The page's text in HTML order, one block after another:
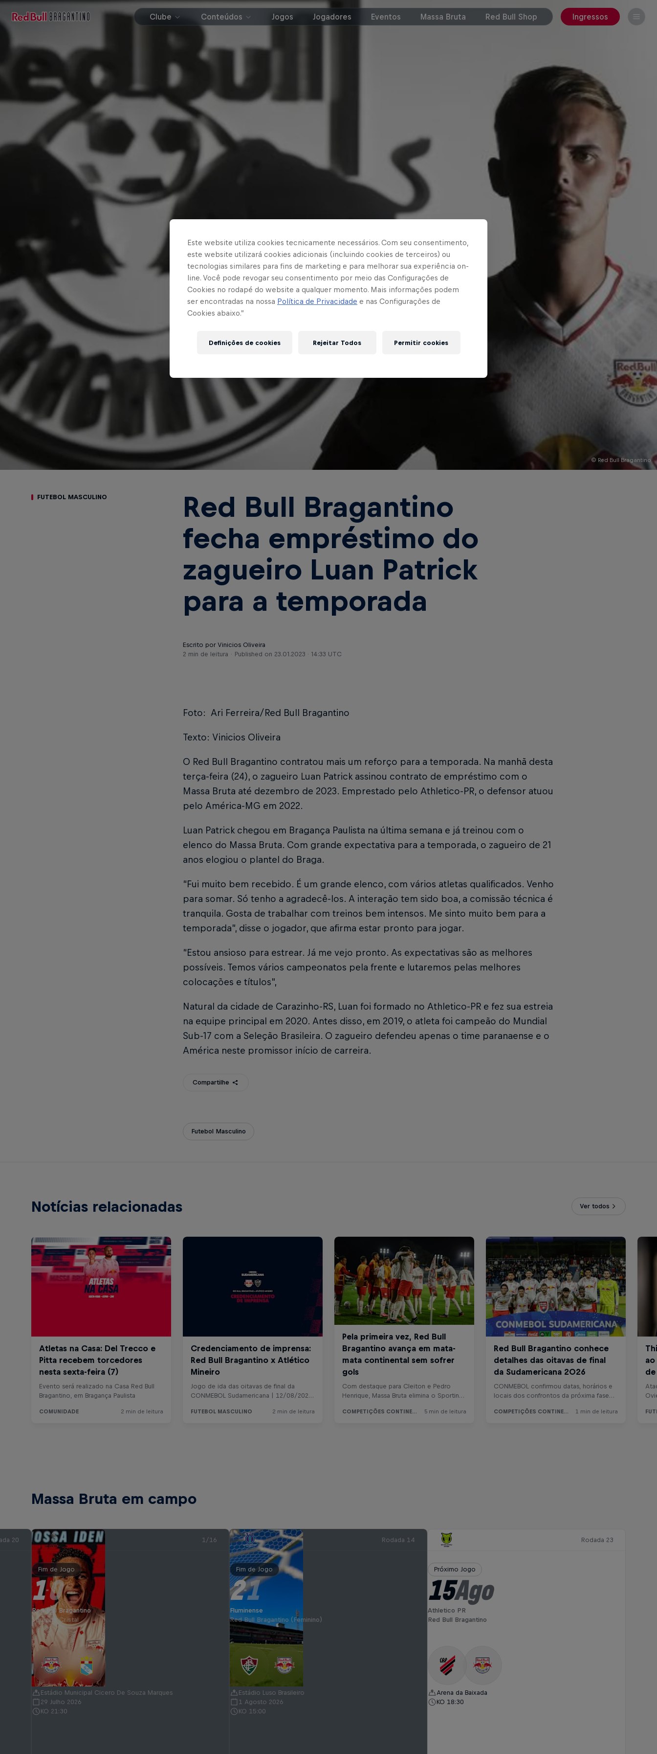
Clube Conteúdos Jogos Jogadores Eventos Massa Bruta Red Bull Shop Ingressos
© Red Bull Bragantino
FUTEBOL MASCULINO
Red Bull Bragantino
fecha empréstimo do
zagueiro Luan Patrick
para a temporada
Escrito por Vinicios Oliveira
2 min de leitura
Published on 23.01.2023 · 14:33 UTC
Foto: Ari Ferreira/Red Bull Bragantino
Texto: Vinicios Oliveira
O Red Bull Bragantino contratou mais um reforço para a temporada. Na manhã desta
terça-feira (24), o zagueiro Luan Patrick assinou contrato de empréstimo com o
Massa Bruta até dezembro de 2023. Emprestado pelo Athletico-PR, o defensor atuou
pelo América-MG em 2022.
Luan Patrick chegou em Bragança Paulista na última semana e já treinou com o
elenco do Massa Bruta. Com grande expectativa para a temporada, o zagueiro de 21
anos elogiou o plantel do Braga.
“Fui muito bem recebido. É um grande elenco, com vários atletas qualificados. Venho
para somar. Só tenho a agradecê-los. A interação tem sido boa, a comissão técnica é
tranquila. Gosta de trabalhar com treinos bem intensos. Me sinto muito bem para a
temporada”, disse o jogador, que afirma estar pronto para jogar.
“Estou ansioso para estrear. Já me vejo pronto. As expectativas são as melhores
possíveis. Temos vários campeonatos pela frente e lutaremos pelas melhores
colocações e títulos”,
Natural da cidade de Carazinho-RS, Luan foi formado no Athletico-PR e fez sua estreia
na equipe principal em 2020. Antes disso, em 2019, o atleta foi campeão do Mundial
Sub-17 com a Seleção Brasileira. O zagueiro defendeu apenas o time paranaense e o
América neste promissor início de carreira.
Compartilhe
Futebol Masculino
Notícias relacionadas Ver todos
Massa Bruta em campo
20 1/16
Fim de Jogo
1-0
Red Bull Bragantino
Sporting Cristal
Estádio Municipal Cicero De Souza Marques
29 Julho 2026
KO 21:30
Rodada 14
Fim de Jogo
2-1
Fluminense
Red Bull Bragantino (Feminino)
Estádio Luso Brasileiro
1 Agosto 2026
KO 15:00
Rodada 23
Próximo Jogo
15Ago
Athletico PR
Red Bull Bragantino
Arena da Baixada
KO 18:30
Este website utiliza cookies tecnicamente necessários. Com seu consentimento,
este website utilizará cookies adicionais (incluindo cookies de terceiros) ou
tecnologias similares para fins de marketing e para melhorar sua experiência on-
line. Você pode revogar seu consentimento por meio das Configurações de
Cookies no rodapé do website a qualquer momento. Mais informações podem
ser encontradas na nossa Política de Privacidade e nas Configurações de
Cookies abaixo.”
Definições de cookies Rejeitar Todos Permitir cookies